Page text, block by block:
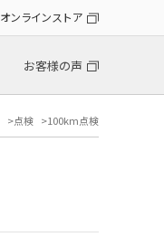
オンラインストア
お客様の声
点検 100km点検